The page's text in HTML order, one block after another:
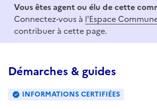
Vous êtes agent ou élu de cette
Connectez-vous à l'Espace
contribuer à cette page.
Démarches & guides
INFORMATIONS CERTIFIÉES